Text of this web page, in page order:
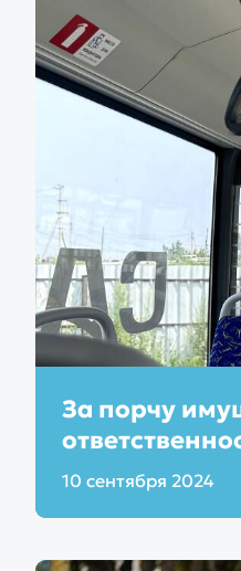
За порчу
10 сентября 2024